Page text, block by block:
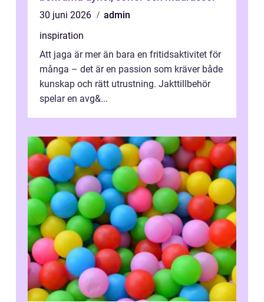
30 juni 2026
admin
inspiration
Att jaga är mer än bara en fritidsaktivitet för
många – det är en passion som kräver både
kunskap och rätt utrustning. Jakttillbehör
spelar en avg&...